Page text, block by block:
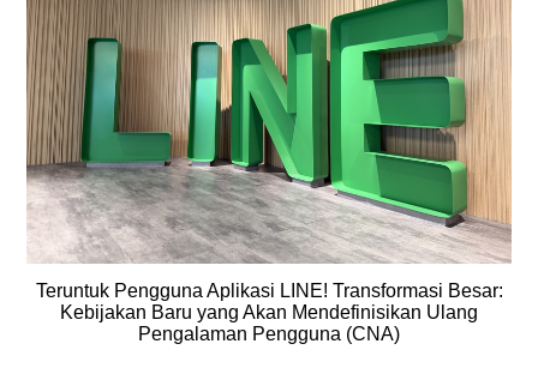
Teruntuk Pengguna Aplikasi LINE! Transformasi Besar:
Kebijakan Baru yang Akan Mendefinisikan Ulang
Pengalaman Pengguna (CNA)